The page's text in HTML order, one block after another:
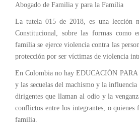
Abogado de Familia y para la Familia
La tutela 015 de 2018, es una lección
Constitucional, sobre las formas como
familia se ejerce violencia contra las
protección por ser víctimas de violencia
En Colombia no hay EDUCACIÓN
y las secuelas del machismo y la
dirigentes que llaman al odio y la
conflictos entre los integrantes, o quienes
familia.